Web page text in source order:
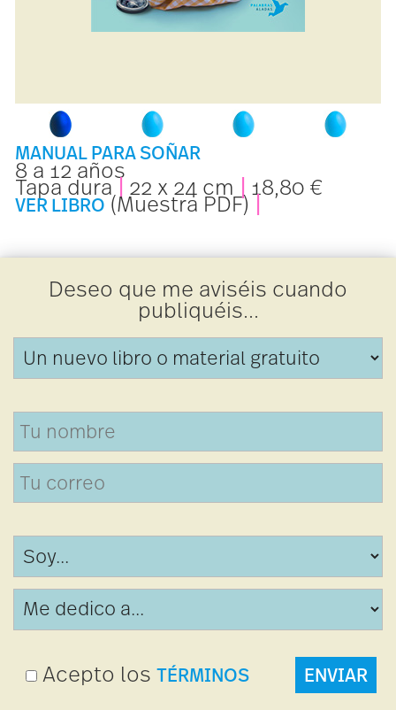
MANUAL PARASOÑAR
8 a 12 años
Tapa dura 22 x 24 cm 18,80 €
VER LIBRO(Muestra PDF)
Deseo que me aviséis cuando
publiquéis...
Acepto losTÉRMINOS ENVIAR